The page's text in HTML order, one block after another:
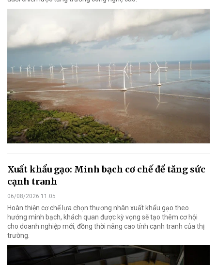
Xuất khẩu gạo: Minh bạch cơ chế để tăng sức
cạnh tranh
06/08/2026 11:05
Hoàn thiện cơ chế lựa chọn thương nhân xuất khẩu gạo theo
hướng minh bạch, khách quan được kỳ vọng sẽ tạo thêm cơ hội
cho doanh nghiệp mới, đồng thời nâng cao tính cạnh tranh của thị
trường.